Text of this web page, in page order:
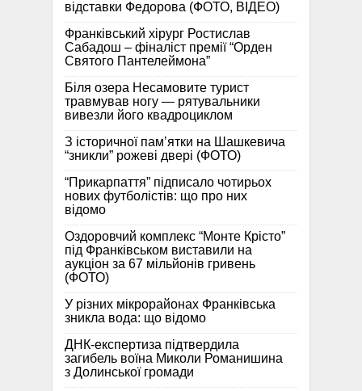
відставки Федорова (ФОТО, ВІДЕО)
Франківський хірург Ростислав
Сабадош – фіналіст премії “Орден
Святого Пантелеймона”
Біля озера Несамовите турист
травмував ногу — рятувальники
вивезли його квадроциклом
З історичної памʼятки на Шашкевича
“зникли” рожеві двері (ФОТО)
“Прикарпаття” підписало чотирьох
нових футболістів: що про них
відомо
Оздоровчий комплекс “Монте Крісто”
під Франківськом виставили на
аукціон за 67 мільйонів гривень
(ФОТО)
У різних мікрорайонах Франківська
зникла вода: що відомо
ДНК-експертиза підтвердила
загибель воїна Миколи Романишина
з Долинської громади